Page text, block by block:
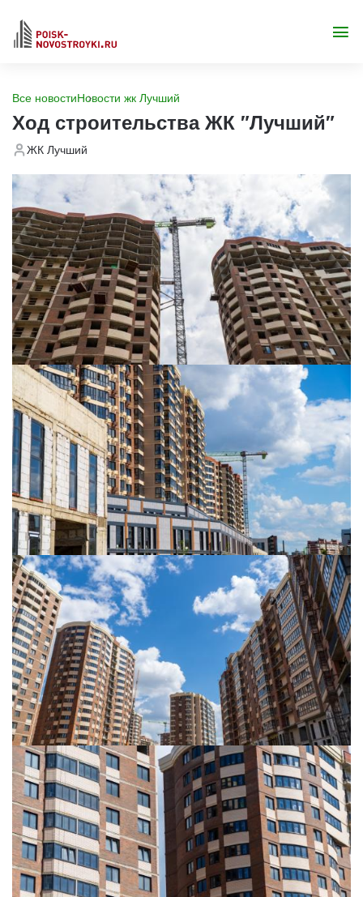
Все новостиНовости жк Лучший
Ход строительства ЖК "Лучший"
ЖК Лучший